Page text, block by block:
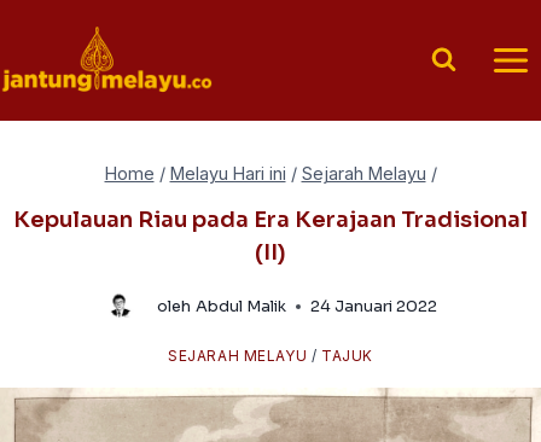
content
Home / Melayu Hari ini / Sejarah Melayu /
Kepulauan Riau pada Era Kerajaan Tradisional
(II)
oleh Abdul Malik 24 Januari 2022
SEJARAH MELAYU / TAJUK